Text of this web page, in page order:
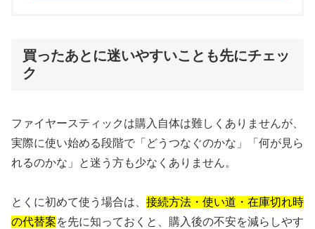
買ったあとに迷いやすいことも先にチェッ
ク
ファイヤースティックは購入自体は難しくありませんが、
実際に使い始める段階で「どうつなぐのかな」「何が見ら
れるのかな」と迷う方も少なくありません。
とくに初めて使う場合は、 接続方法・使い道・在庫切れ時
の代替案を先に知っておくと、購入後の不安を減らしやす